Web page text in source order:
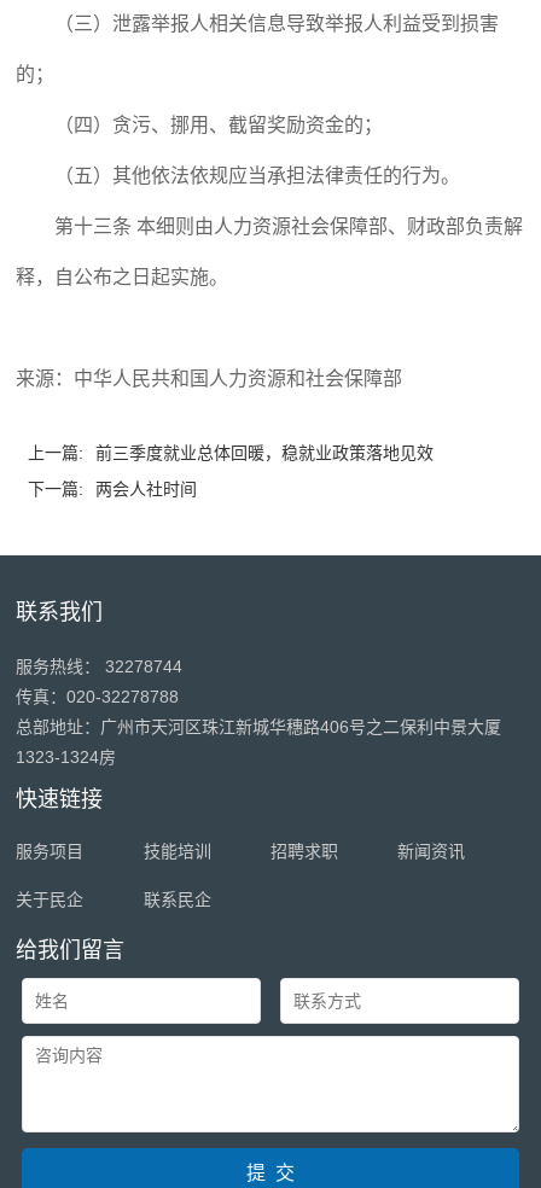
（三）泄露举报人相关信息导致举报人利益受到损害
的；
（四）贪污、挪用、截留奖励资金的；
（五）其他依法依规应当承担法律责任的行为。
第十三条 本细则由人力资源社会保障部、财政部负责解
释，自公布之日起实施。
来源：中华人民共和国人力资源和社会保障部
上一篇:
前三季度就业总体回暖，稳就业政策落地见效
下一篇:
两会人社时间
联系我们
服务热线： 32278744
传真：020-32278788
总部地址：广州市天河区珠江新城华穗路406号之二保利中景大厦
1323-1324房
快速链接
服务项目 技能培训 招聘求职 新闻资讯
关于民企 联系民企
给我们留言